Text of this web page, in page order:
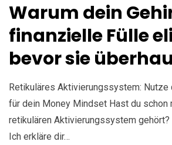
Warum dein
finanzielle Fülle
bevor sie
Retikuläres Aktivierungssystem:
für dein Money Mindset Hast du schon
retikulären Aktivierungssystem gehört?
Ich erkläre dir…